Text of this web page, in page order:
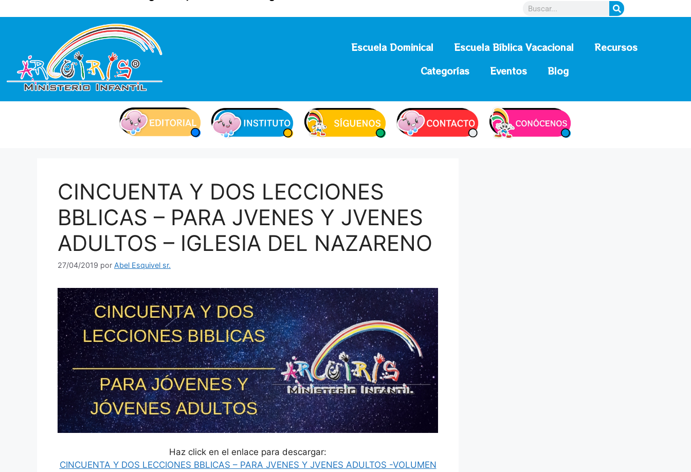
Escuela Dominical Escuela Bíblica Vacacional
Recursos
Categorías
Eventos Blog
CINCUENTA Y DOS LECCIONES
BBLICAS – PARA JVENES Y JVENES
ADULTOS – IGLESIA DEL NAZARENO
27/04/2019 por Abel Esquivel sr.
Haz click en el enlace para descargar:
CINCUENTA Y DOS LECCIONES BBLICAS – PARA JVENES Y JVENES ADULTOS -VOLUMEN